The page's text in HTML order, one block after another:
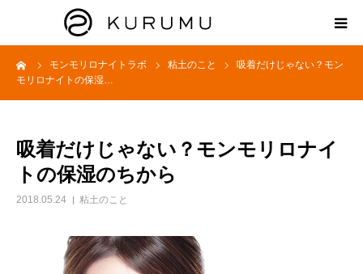
モンモリロナイトラボ 粘土のこと
吸着だけじゃない？モン
モリロナイトの保湿…
吸着だけじゃない？モンモリロナイ
トの保湿のちから
2018.05.24 粘土のこと
HOME
プロダクト
モンモリロナイトラボ
お知らせ